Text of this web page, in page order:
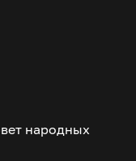
народных